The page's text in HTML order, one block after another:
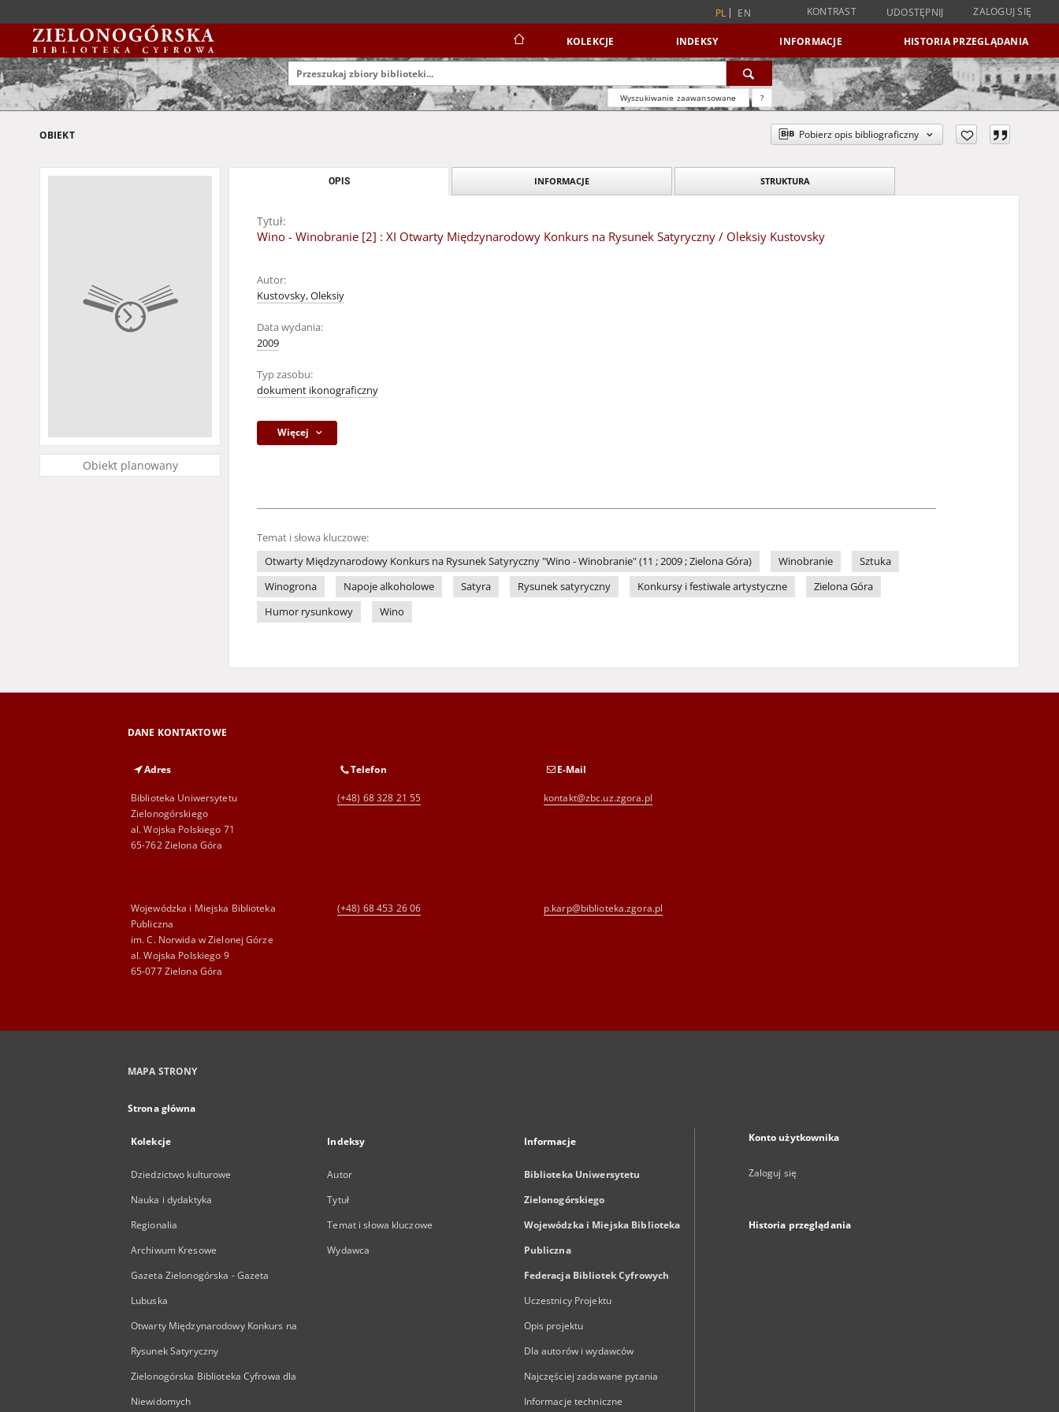
PL EN KONTRAST UDOSTĘPNIJ ZALOGUJ SIĘ
KOLEKCJE INDEKSY INFORMACJE HISTORIA PRZEGLĄDANIA
Wyszukiwanie zaawansowane ?
OBIEKT Pobierz opis bibliograficzny
Obiekt planowany
OPIS INFORMACJE STRUKTURA
Tytuł:
Wino - Winobranie [2] : XI Otwarty Międzynarodowy Konkurs na Rysunek Satyryczny / Oleksiy Kustovsky
Autor:
Kustovsky, Oleksiy
Data wydania:
2009
Typ zasobu:
dokument ikonograficzny
Więcej
Temat i słowa kluczowe:
Otwarty Międzynarodowy Konkurs na Rysunek Satyryczny "Wino - Winobranie" (11 ; 2009 ; Zielona Góra)
Winobranie
Sztuka
Winogrona
Napoje alkoholowe Satyra Rysunek satyryczny Konkursy i festiwale artystyczne
Zielona Góra
Humor rysunkowy
Wino
DANE KONTAKTOWE
Adres
Biblioteka Uniwersytetu
Zielonogórskiego
al. Wojska Polskiego 71
65-762 Zielona Góra
Telefon
(+48) 68 328 21 55
E-Mail
kontakt@zbc.uz.zgora.pl
Wojewódzka i Miejska Biblioteka
Publiczna
im. C. Norwida w Zielonej Górze
al. Wojska Polskiego 9
65-077 Zielona Góra
(+48) 68 453 26 06 p.karp@biblioteka.zgora.pl
MAPA STRONY
Strona główna
Kolekcje
Dziedzictwo kulturowe
Nauka i dydaktyka
Regionalia
Archiwum Kresowe
Gazeta Zielonogórska - Gazeta
Lubuska
Otwarty Międzynarodowy Konkurs na
Rysunek Satyryczny
Zielonogórska Biblioteka Cyfrowa dla
Niewidomych
Indeksy
Autor
Tytuł
Temat i słowa kluczowe
Wydawca
Informacje
Biblioteka Uniwersytetu
Zielonogórskiego
Wojewódzka i Miejska Biblioteka
Publiczna
Federacja Bibliotek Cyfrowych
Uczestnicy Projektu
Opis projektu
Dla autorów i wydawców
Najczęściej zadawane pytania
Informacje techniczne
Konto użytkownika
Zaloguj się
Historia przeglądania